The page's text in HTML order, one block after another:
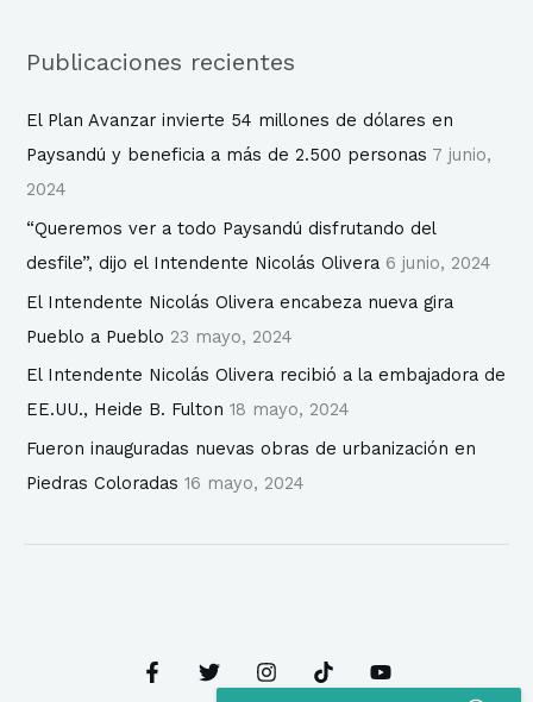
Publicaciones recientes
El Plan Avanzar invierte 54 millones de dólares en
Paysandú y beneficia a más de 2.500 personas 7 junio,
2024
“Queremos ver a todo Paysandú disfrutando del
desfile”, dijo el Intendente Nicolás Olivera 6 junio, 2024
El Intendente Nicolás Olivera encabeza nueva gira
Pueblo a Pueblo 23 mayo, 2024
El Intendente Nicolás Olivera recibió a la embajadora de
EE.UU., Heide B. Fulton 18 mayo, 2024
Fueron inauguradas nuevas obras de urbanización en
Piedras Coloradas 16 mayo, 2024